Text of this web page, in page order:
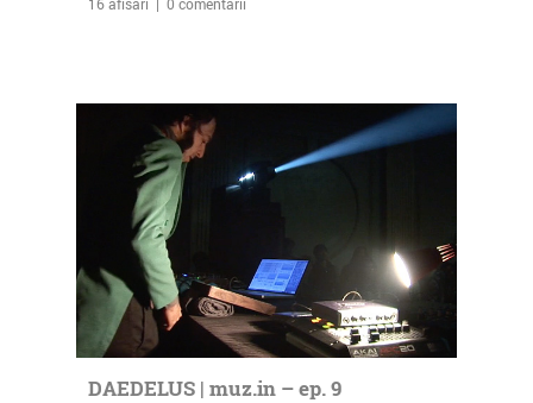
DAEDELUS | muz.in – ep. 9